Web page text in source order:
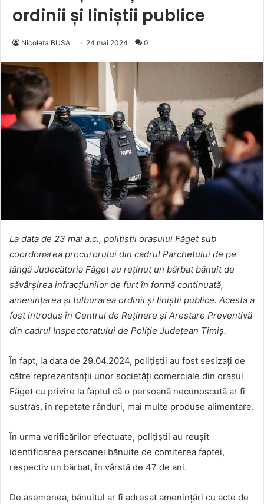
ordinii și liniștii publice
Nicoleta BUSA 24 mai 2024 0
La data de 23 mai a.c., polițiștii orașului Făget sub
coordonarea procurorului din cadrul Parchetului de pe
lângă Judecătoria Făget au reținut un bărbat bănuit de
săvârșirea infracțiunilor de furt în formă continuată,
amenințarea și tulburarea ordinii și liniștii publice. Acesta a
fost introdus în Centrul de Reținere și Arestare Preventivă
din cadrul Inspectoratului de Poliție Județean Timiș.
În fapt, la data de 29.04.2024, polițiștii au fost sesizați de
către reprezentanții unor societăți comerciale din orașul
Făget cu privire la faptul că o persoană necunoscută ar fi
sustras, în repetate rânduri, mai multe produse alimentare.
În urma verificărilor efectuate, polițiștii au reușit
identificarea persoanei bănuite de comiterea faptei,
respectiv un bărbat, în vârstă de 47 de ani.
De asemenea, bănuitul ar fi adresat amenințări cu acte de